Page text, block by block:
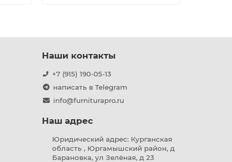
Наши контакты
+7 (915) 190-05-13
написать в Telegram
info@furniturapro.ru
Наш адрес
Юридический адрес: Курганская
область , Юргамышский район, д
Барановка, ул Зелёная, д 23